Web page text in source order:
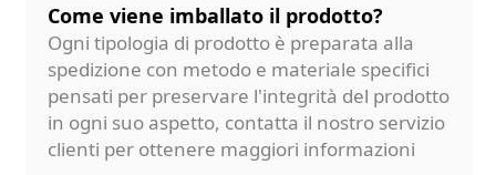
Come viene imballato il prodotto?
Ogni tipologia di prodotto è preparata alla
spedizione con metodo e materiale specifici
pensati per preservare l'integrità del prodotto
in ogni suo aspetto, contatta il nostro servizio
clienti per ottenere maggiori informazioni